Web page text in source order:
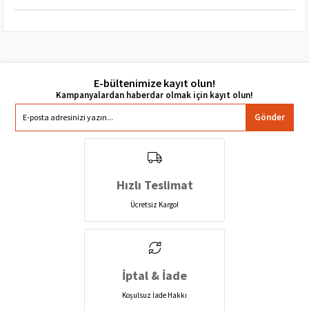
E-bültenimize kayıt olun!
Gönder
Hızlı Teslimat
Ücretsiz Kargo!
İptal & İade
Koşulsuz İade Hakkı